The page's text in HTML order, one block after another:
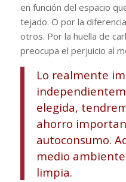
en función del espacio
tejado. O por la
otros. Por la huella de
preocupa el perjuicio al
Lo realmente
elegida,
ahorro
autoconsumo.
medio
limpia.